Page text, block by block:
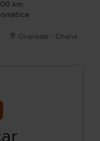
km
Granada - Chana